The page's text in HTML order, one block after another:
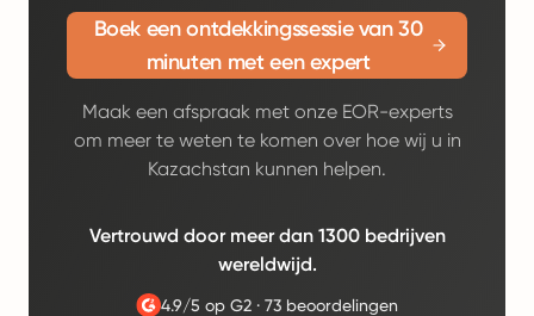
Boek een ontdekkingssessie van 30
minuten met een expert
Maak een afspraak met onze EOR-experts
om meer te weten te komen over hoe wij u in
Kazachstan kunnen helpen.
Vertrouwd door meer dan 1300 bedrijven
wereldwijd.
4.9/5 op G2· 73 beoordelingen